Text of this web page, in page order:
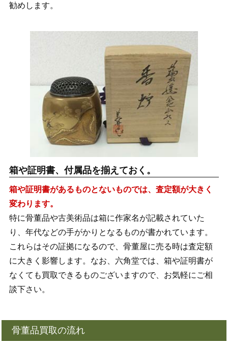
勧めします。
箱や証明書、付属品を揃えておく。
箱や証明書があるものとないものでは、査定額が大きく
変わります。
特に骨董品や古美術品は箱に作家名が記載されていた
り、年代などの手がかりとなるものが書かれています。
これらはその証拠になるので、骨董屋に売る時は査定額
に大きく影響します。なお、六角堂では、箱や証明書が
なくても買取できるものございますので、お気軽にご相
談下さい。
骨董品買取の流れ